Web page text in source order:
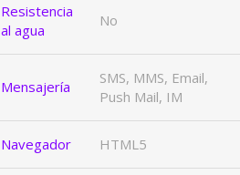
Resistencia
al agua
No
Mensajería
SMS, MMS, Email,
Push Mail, IM
Navegador HTML5